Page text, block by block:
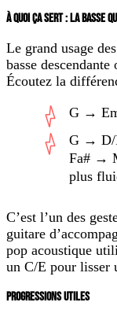
À QUOI ÇA SERT : LA BASSE
Le grand usage
basse descendante
Écoutez la
G →
G → D/
Fa# →
plus
C’est l’un des
guitare
pop acoustique
un C/E pour lisser
PROGRESSIONS UTILES